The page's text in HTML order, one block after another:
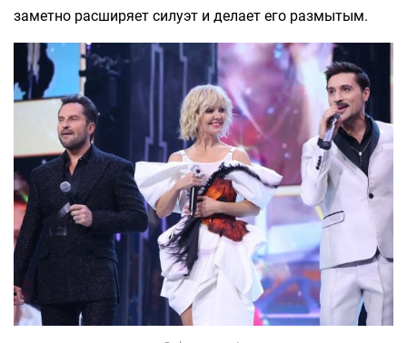
заметно расширяет силуэт и делает его размытым.